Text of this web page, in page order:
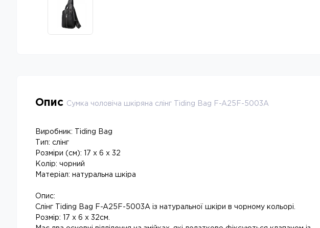
Опис Сумка чоловіча шкіряна слінг Tiding Bag F-A25F-5003A
Виробник: Tiding Bag
Тип: слінг
Розміри (см): 17 x 6 x 32
Колір: чорний
Матеріал: натуральна шкіра
Опис:
Слінг Tiding Bag F-A25F-5003A із натуральної шкіри в чорному кольорі.
Розмір: 17 x 6 x 32см.